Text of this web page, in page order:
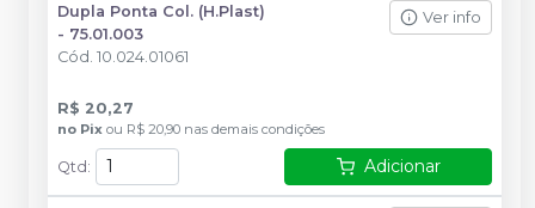
Dupla Ponta Col. (H.Plast)
- 75.01.003
Cód. 10.024.01061
Ver info
R$ 20,27
no Pix ou R$ 20,90 nas demais condições
Qtd: Adicionar